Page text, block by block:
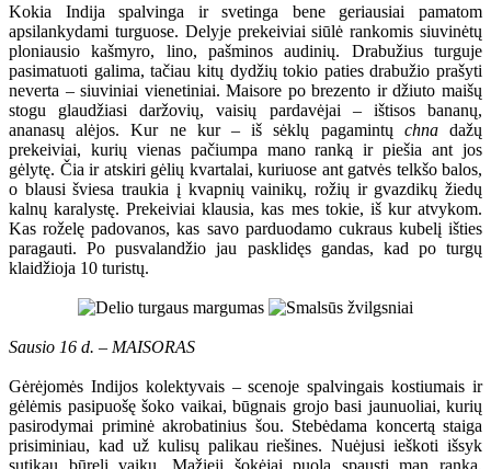
Kokia Indija spalvinga ir svetinga bene geriausiai pamatom
apsilankydami turguose. Delyje prekeiviai siūlė rankomis siuvinėtų
ploniausio kašmyro, lino, pašminos audinių. Drabužius turguje
pasimatuoti galima, tačiau kitų dydžių tokio paties drabužio prašyti
neverta – siuviniai vienetiniai. Maisore po brezento ir džiuto maišų
stogu glaudžiasi daržovių, vaisių pardavėjai – ištisos bananų,
ananasų alėjos. Kur ne kur – iš sėklų pagamintų chnadažų
prekeiviai, kurių vienas pačiumpa mano ranką ir piešia ant jos
gėlytę. Čia ir atskiri gėlių kvartalai, kuriuose ant gatvės telkšo balos,
o blausi šviesa traukia į kvapnių vainikų, rožių ir gvazdikų žiedų
kalnų karalystę. Prekeiviai klausia, kas mes tokie, iš kur atvykom.
Kas roželę padovanos, kas savo parduodamo cukraus kubelį išties
paragauti. Po pusvalandžio jau pasklidęs gandas, kad po turgų
klaidžioja 10 turistų.
Sausio 16 d. – MAISORAS
Gėrėjomės Indijos kolektyvais – scenoje spalvingais kostiumais ir
gėlėmis pasipuošę šoko vaikai, būgnais grojo basi jaunuoliai, kurių
pasirodymai priminė akrobatinius šou. Stebėdama koncertą staiga
prisiminiau, kad už kulisų palikau riešines. Nuėjusi ieškoti išsyk
sutikau būrelį vaikų. Mažieji šokėjai puola spausti man ranką,